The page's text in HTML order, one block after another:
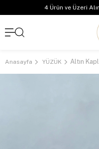
4 Ürün ve Üzeri
Anasayfa YÜZÜK Altın